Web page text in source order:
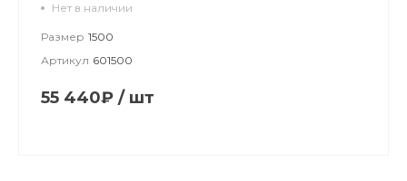
Нет в наличии
Размер 1500
Артикул 601500
55 440₽ / шт